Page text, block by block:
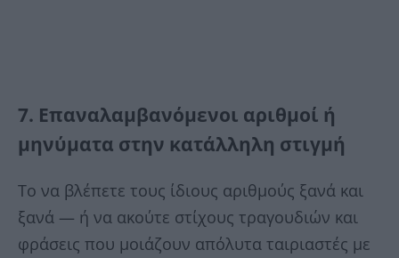
7. Επαναλαμβανόμενοι αριθμοί ή
μηνύματα στην κατάλληλη στιγμή
Το να βλέπετε τους ίδιους αριθμούς ξανά και
ξανά — ή να ακούτε στίχους τραγουδιών και
φράσεις που μοιάζουν απόλυτα ταιριαστές με